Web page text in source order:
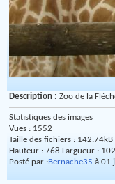
Description : Zoo de la
Statistiques des images
Vues : 1552
Taille des fichiers : 142.74kB
Hauteur : 768 Largueur :
Posté par :Bernache35 à 01